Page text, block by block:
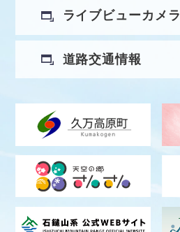
ライブビューカメラ
道路交通情報